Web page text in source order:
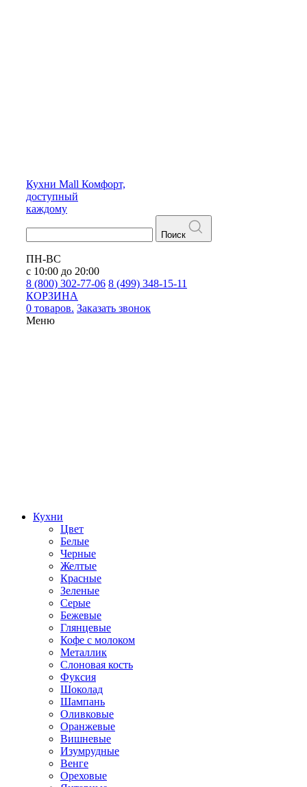
Кухни Mall Комфорт,
доступный
каждому
Поиск
ПН-ВС
с 10:00 до 20:00
8 (800) 302-77-06 8 (499) 348-15-11
КОРЗИНА
0 товаров. Заказать звонок
Меню
Кухни
Цвет
Белые
Черные
Желтые
Красные
Зеленые
Серые
Бежевые
Глянцевые
Кофе с молоком
Металлик
Слоновая кость
Фуксия
Шоколад
Шампань
Оливковые
Оранжевые
Вишневые
Изумрудные
Венге
Ореховые